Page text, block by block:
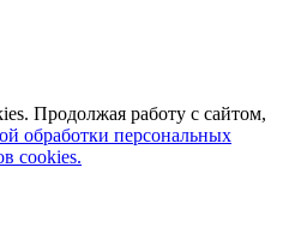
Продолжая работу с сайтом,
обработки персональных
cookies.